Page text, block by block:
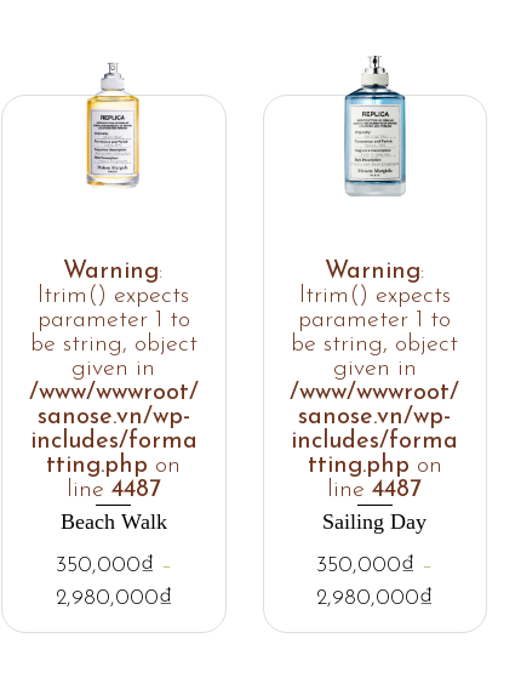
Warning:
ltrim() expects
parameter 1 to
be string, object
given in
/www/wwwroot/
sanose.vn/wp-
includes/forma
tting.php on
line 4487
Beach Walk
350,000₫ –
2,980,000₫
Warning:
ltrim() expects
parameter 1 to
be string, object
given in
/www/wwwroot/
sanose.vn/wp-
includes/forma
tting.php on
line4487
Sailing Day
350,000₫ –
2,980,000₫